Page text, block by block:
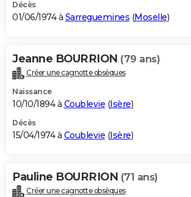
Décès
01/06/1974 à Sarreguemines (Moselle)
Jeanne BOURRION (79 ans)
Créer une cagnotte obsèques
Naissance
10/10/1894 à Coublevie (Isère)
Décès
15/04/1974 à Coublevie (Isère)
Pauline BOURRION (71 ans)
Créer une cagnotte obsèques